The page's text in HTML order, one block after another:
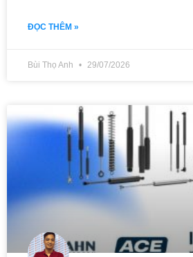
ĐỌC THÊM »
Bùi Thọ Anh 29/07/2026